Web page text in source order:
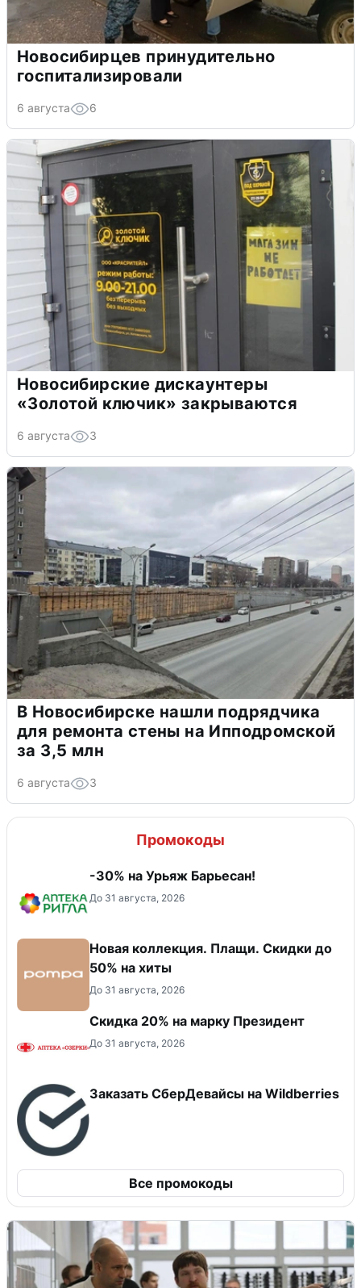
Новосибирцев принудительно
госпитализировали
6 августа 6
Новосибирские дискаунтеры
«Золотой ключик» закрываются
6 августа 3
В Новосибирске нашли подрядчика
для ремонта стены на Ипподромской
за 3,5 млн
6 августа 3
Промокоды
-30% на Урьяж Барьесан!
До 31 августа, 2026
Новая коллекция. Плащи. Скидки до
50% на хиты
До 31 августа, 2026
Скидка 20% на марку Президент
До 31 августа, 2026
Заказать СберДевайсы на Wildberries
Все промокоды